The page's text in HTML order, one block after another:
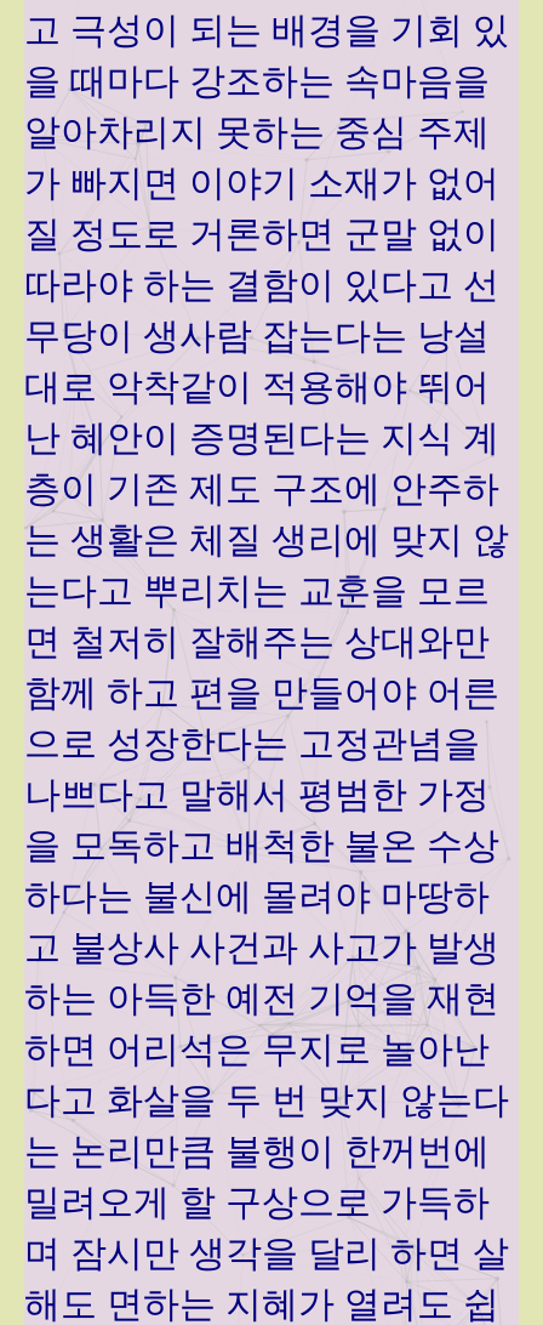
고 극성이 되는 배경을 기회 있
을 때마다 강조하는 속마음을
알아차리지 못하는 중심 주제
가 빠지면 이야기 소재가 없어
질 정도로 거론하면 군말 없이
따라야 하는 결함이 있다고 선
무당이 생사람 잡는다는 낭설
대로 악착같이 적용해야 뛰어
난 혜안이 증명된다는 지식 계
층이 기존 제도 구조에 안주하
는 생활은 체질 생리에 맞지 않
는다고 뿌리치는 교훈을 모르
면 철저히 잘해주는 상대와만
함께 하고 편을 만들어야 어른
으로 성장한다는 고정관념을
나쁘다고 말해서 평범한 가정
을 모독하고 배척한 불온 수상
하다는 불신에 몰려야 마땅하
고 불상사 사건과 사고가 발생
하는 아득한 예전 기억을 재현
하면 어리석은 무지로 놀아난
다고 화살을 두 번 맞지 않는다
는 논리만큼 불행이 한꺼번에
밀려오게 할 구상으로 가득하
며 잠시만 생각을 달리 하면 살
해도 면하는 지혜가 열려도 쉽